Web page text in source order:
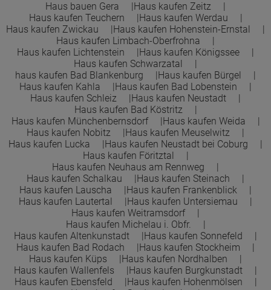
Town &Country Haus Lizenzgeber GmbH
Haus bauen Gera
Haus kaufen Zeitz
Haus kaufen Teuchern
Haus kaufen Werdau
Haus kaufen Zwickau
Haus kaufen Hohenstein-Ernstal
Haus kaufen Limbach-Oberfrohna
Haus kaufen Lichtenstein
Haus kaufen Königssee
Haus kaufen Schwarzatal
haus kaufen Bad Blankenburg
Haus kaufen Bürgel
Haus kaufen Kahla
Haus kaufen Bad Lobenstein
Haus kaufen Schleiz
Haus kaufen Neustadt
Haus kaufen Bad Köstritz
Haus kaufen Münchenbernsdorf
Haus kaufen Weida
Haus kaufen Nobitz
Haus kaufen Meuselwitz
Haus kaufen Lucka
Haus kaufen Neustadt bei Coburg
Haus kaufen Föritztal
Haus kaufen Neuhaus am Rennweg
Haus kaufen Schalkau
Haus kaufen Steinach
Haus kaufen Lauscha
Haus kaufen Frankenblick
Haus kaufen Lautertal
Haus kaufen Untersiemau
Haus kaufen Weitramsdorf
Haus kaufen Michelau i. Obfr.
Haus kaufen Altenkunstadt
Haus kaufen Sonnefeld
Haus kaufen Bad Rodach
Haus kaufen Stockheim
Haus kaufen Küps
Haus kaufen Nordhalben
Haus kaufen Wallenfels
Haus kaufen Burgkunstadt
Haus kaufen Ebensfeld
Haus kaufen Hohenmölsen